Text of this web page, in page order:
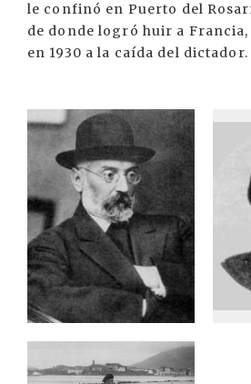
le confinó en Puerto del
de donde logró huir a
en 1930 a la caída del dictador.